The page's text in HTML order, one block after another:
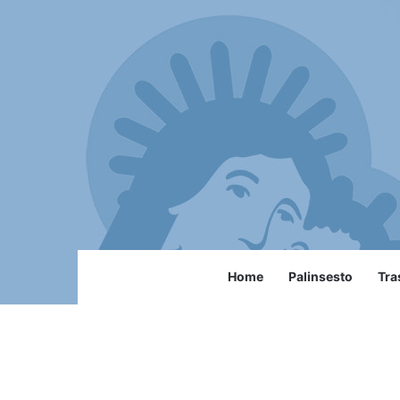
Home Palinsesto